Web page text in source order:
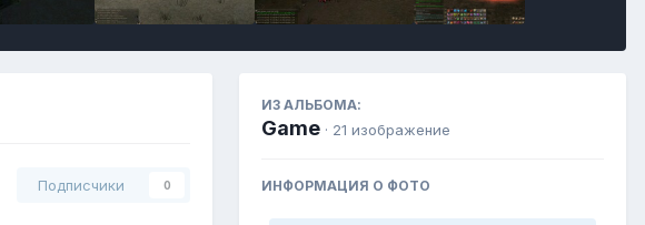
Подписчики 0
ИЗ АЛЬБОМА:
Game · 21 изображение
ИНФОРМАЦИЯ О ФОТО